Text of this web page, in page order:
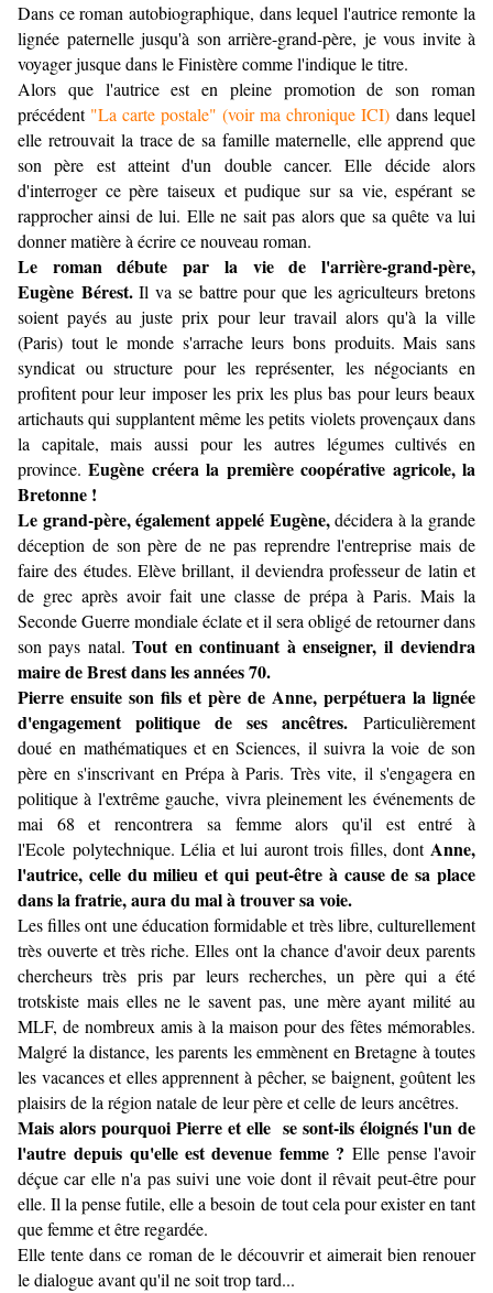
Dans ce roman autobiographique, dans lequel l'autrice remonte la
lignée paternelle jusqu'à son arrière-grand-père, je vous invite à
voyager jusque dans le Finistère comme l'indique le titre.
Alors que l'autrice est en pleine promotion de son roman
précédent"La carte postale" (voir ma chronique ICI) dans lequel
elle retrouvait la trace de sa famille maternelle, elle apprend que
son père est atteint d'un double cancer. Elle décide alors
d'interroger ce père taiseux et pudique sur sa vie, espérant se
rapprocher ainsi de lui. Elle ne sait pas alors que sa quête va lui
donner matière à écrire ce nouveau roman.
Le roman débute par la vie de l'arrière-grand-père,
Eugène Bérest.Il va se battre pour que les agriculteurs bretons
soient payés au juste prix pour leur travail alors qu'à la ville
(Paris) tout le monde s'arrache leurs bons produits. Mais sans
syndicat ou structure pour les représenter, les négociants en
profitent pour leur imposer les prix les plus bas pour leurs beaux
artichauts qui supplantent même les petits violets provençaux dans
la capitale, mais aussi pour les autres légumes cultivés en
province.Eugène créera la première coopérative agricole, la
Bretonne !
Le grand-père, également appelé Eugène,décidera à la grande
déception de son père de ne pas reprendre l'entreprise mais de
faire des études. Elève brillant, il deviendra professeur de latin et
de grec après avoir fait une classe de prépa à Paris. Mais la
Seconde Guerre mondiale éclate et il sera obligé de retourner dans
son pays natal. Tout en continuant à enseigner, il deviendra
maire de Brest dans les années 70.
Pierre ensuite son fils et père de Anne, perpétuera la lignée
d'engagement politique de ses ancêtres. Particulièrement
doué en mathématiques et en Sciences, il suivra la voie de son
père en s'inscrivant en Prépa à Paris. Très vite, il s'engagera en
politique à l'extrême gauche, vivra pleinement les événements de
mai 68 et rencontrera sa femme alors qu'il est entré à
l'Ecole polytechnique. Lélia et lui auront trois filles, dontAnne,
l'autrice, celle du milieu et qui peut-être à cause de sa place
dans la fratrie, aura du mal à trouver sa voie.
Les filles ont une éducation formidable et très libre, culturellement
très ouverte et très riche. Elles ont la chance d'avoir deux parents
chercheurs très pris par leurs recherches, un père qui a été
trotskiste mais elles ne le savent pas, une mère ayant milité au
MLF, de nombreux amis à la maison pour des fêtes mémorables.
Malgré la distance, les parents les emmènent en Bretagne à toutes
les vacances et elles apprennent à pêcher, se baignent, goûtent les
plaisirs de la région natale de leur père et celle de leurs ancêtres.
Mais alors pourquoi Pierre et elle se sont-ils éloignés l'un de
l'autre depuis qu'elle est devenue femme ? Elle pense l'avoir
déçue car elle n'a pas suivi une voie dont il rêvait peut-être pour
elle. Il la pense futile, elle a besoin de tout cela pour exister en tant
que femme et être regardée.
Elle tente dans ce roman de le découvrir et aimerait bien renouer
le dialogue avant qu'il ne soit trop tard...